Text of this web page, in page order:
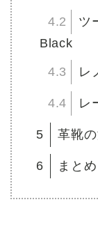
4.2
ツ
Black
4.3 レ
4.4 レ
5 革靴
6 まとめ